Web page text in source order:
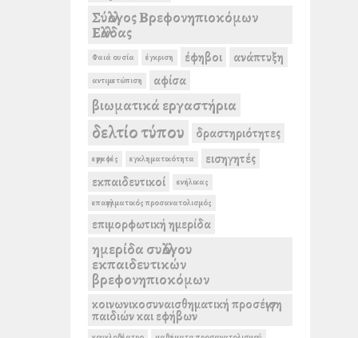
Σύλλογος Βρεφονηπιοκόμων
Ελλάδας
Φαιά ουσία έγκριση έφηβοι ανάπτυξη
αντιμετώπιση αφίσα
βιωματικά εργαστήρια
δελτίο τύπου δραστηριότητες
εγγραφές εγκληματικότητα
εισηγητές
εκπαιδευτικοί
ενήλικας
επαγγελματικός προσανατολισμός
επιμορφωτική ημερίδα
ημερίδα συλλόγου
εκπαιδευτικών
βρεφονηπιοκόμων
κοινωνικοσυναισθηματική προσέγγιση
παιδιών και εφήβων